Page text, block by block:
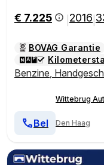
€ 7.225 2016
BOVAG Garantie
Benzine,
Wittebrug
Den Haag
Bel